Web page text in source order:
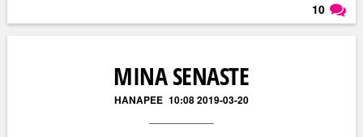
10
MINA SENASTE
HANAPEE 10:08 2019-03-20